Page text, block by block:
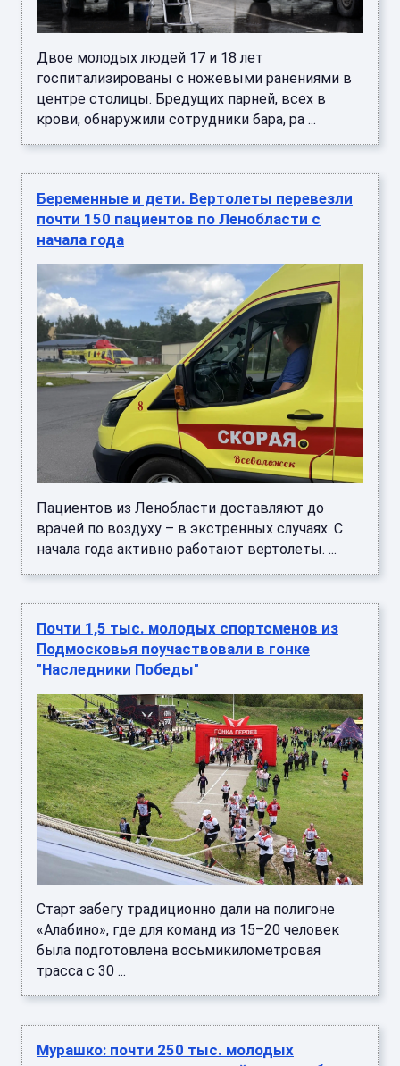
Двое молодых людей 17 и 18 лет
госпитализированы с ножевыми ранениями в
центре столицы. Бредущих парней, всех в
крови, обнаружили сотрудники бара, ра ...
Беременные и дети. Вертолеты перевезли
почти 150 пациентов по Ленобласти с
начала года
Пациентов из Ленобласти доставляют до
врачей по воздуху – в экстренных случаях. С
начала года активно работают вертолеты. ...
Почти 1,5 тыс. молодых спортсменов из
Подмосковья поучаствовали в гонке
"Наследники Победы"
Старт забегу традиционно дали на полигоне
«Алабино», где для команд из 15–20 человек
была подготовлена восьмикилометровая
трасса с 30 ...
Мурашко: почти 250 тыс. молодых